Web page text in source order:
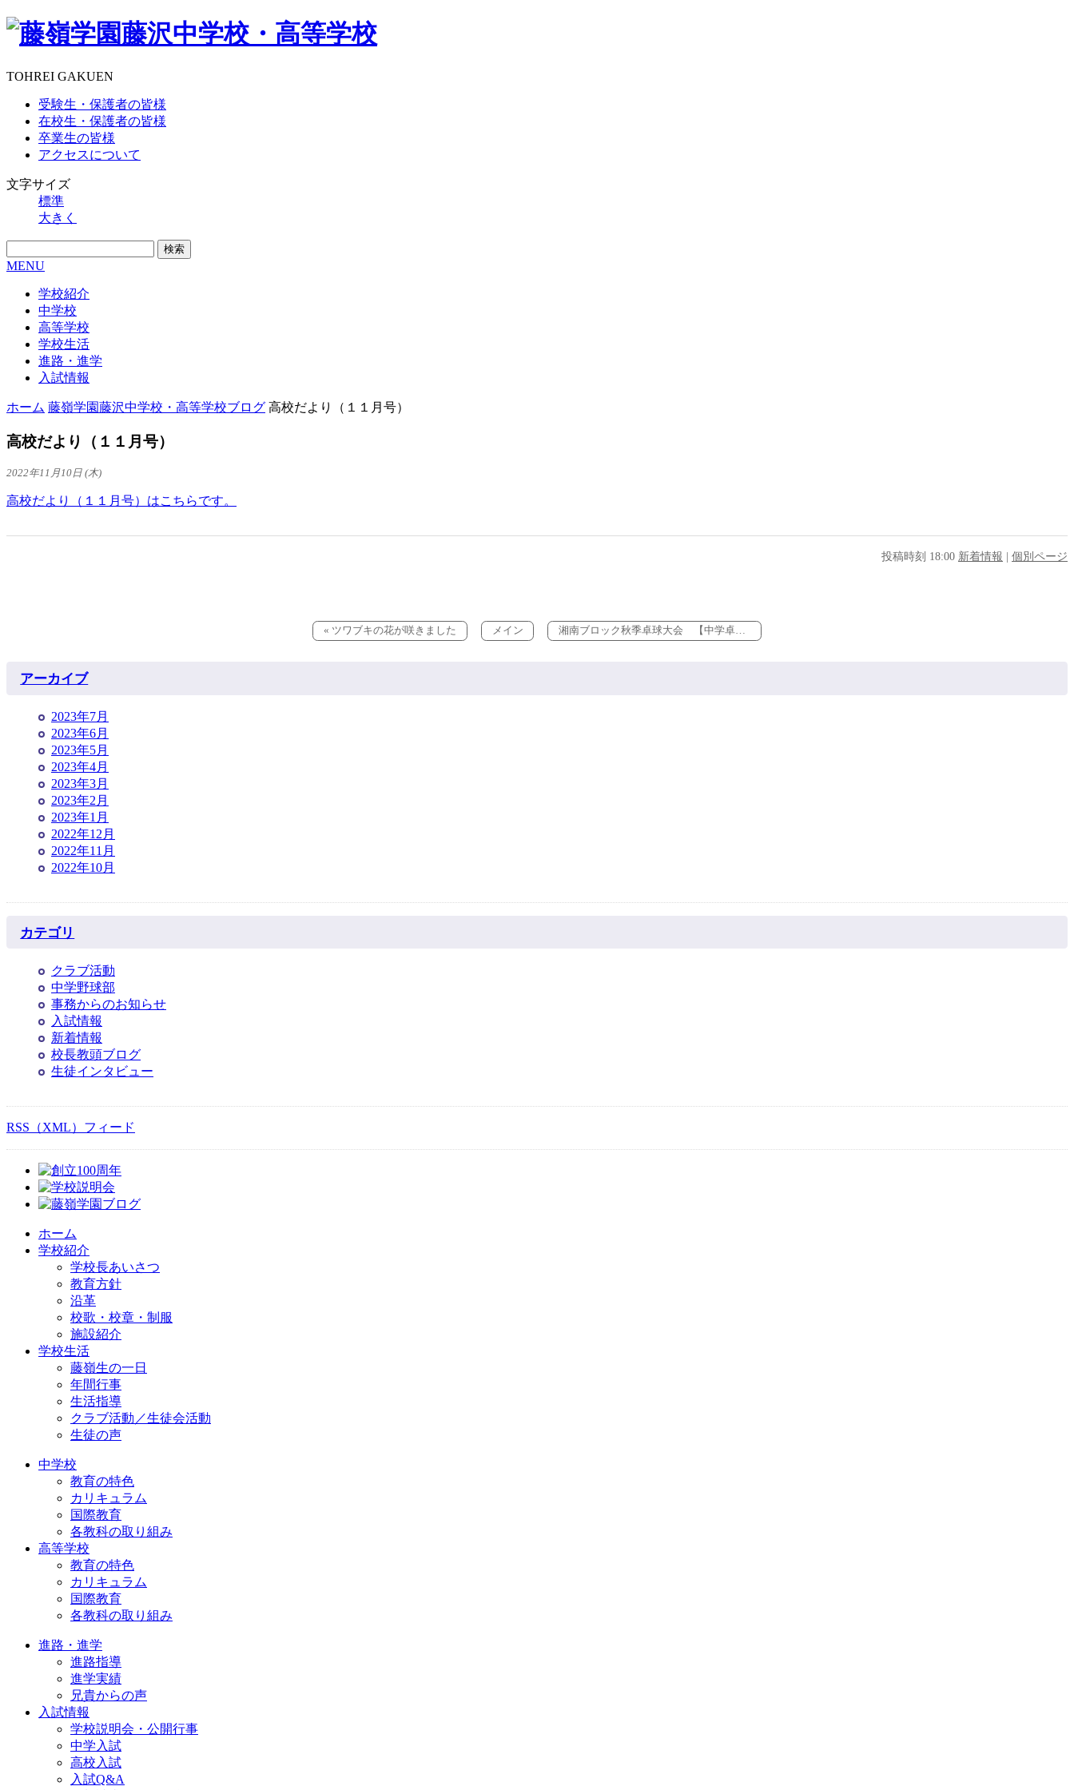
TOHREI GAKUEN
受験生・保護者の皆様
在校生・保護者の皆様
卒業生の皆様
アクセスについて
文字サイズ
標準
大きく
MENU
学校紹介
中学校
高等学校
学校生活
進路・進学
入試情報
ホーム 藤嶺学園藤沢中学校・高等学校ブログ 高校だより（１１月号）
高校だより（１１月号）
2022年11月10日 (木)
高校だより（１１月号）はこちらです。
投稿時刻 18:00 新着情報 | 個別ページ
« ツワブキの花が咲きました メイン 湘南ブロック秋季卓球大会 【中学卓球部】 »
アーカイブ
2023年7月
2023年6月
2023年5月
2023年4月
2023年3月
2023年2月
2023年1月
2022年12月
2022年11月
2022年10月
カテゴリ
クラブ活動
中学野球部
事務からのお知らせ
入試情報
新着情報
校長教頭ブログ
生徒インタビュー
RSS（XML）フィード
ホーム
学校紹介
学校長あいさつ
教育方針
沿革
校歌・校章・制服
施設紹介
学校生活
藤嶺生の一日
年間行事
生活指導
クラブ活動／生徒会活動
生徒の声
中学校
教育の特色
カリキュラム
国際教育
各教科の取り組み
高等学校
教育の特色
カリキュラム
国際教育
各教科の取り組み
進路・進学
進路指導
進学実績
兄貴からの声
入試情報
学校説明会・公開行事
中学入試
高校入試
入試Q&A